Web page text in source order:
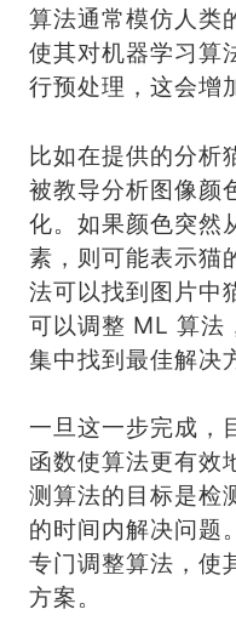
算法通常模仿人类
使其对机器学习算
行预处理，这会增
比如在提供的分析
被教导分析图像颜
化。如果颜色突然
素，则可能表示猫
法可以找到图片中
可以调整 ML 算法
集中找到最佳解决
一旦这一步完成，
函数使算法更有效
测算法的目标是检
的时间内解决问题
专门调整算法，使
方案。